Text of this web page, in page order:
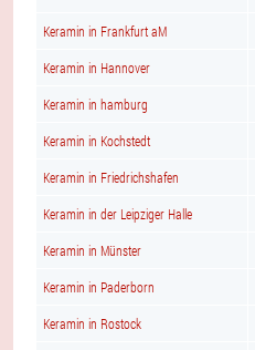
Keramin in Frankfurt aM
Keramin in Hannover
Keramin in hamburg
Keramin in Kochstedt
Keramin in Friedrichshafen
Keramin in der Leipziger Halle
Keramin in Münster
Keramin in Paderborn
Keramin in Rostock